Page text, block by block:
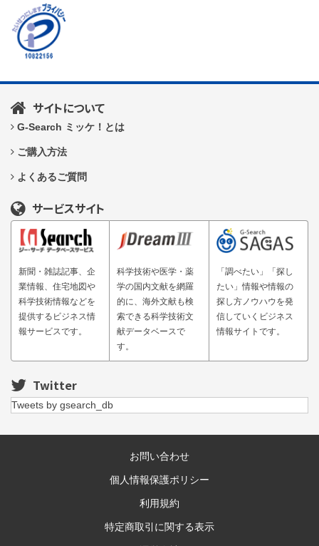
サイトについて
G-Search ミッケ！とは
ご購入方法
よくあるご質問
サービスサイト
新聞・雑誌記事、企
業情報、住宅地図や
科学技術情報などを
提供するビジネス情
報サービスです。
科学技術や医学・薬
学の国内文献を網羅
的に、海外文献も検
索できる科学技術文
献データベースで
す。
「調べたい」「探し
たい」情報や情報の
探し方ノウハウを発
信していくビジネス
情報サイトです。
Twitter
Tweets by gsearch_db
お問い合わせ
個人情報保護ポリシー
利用規約
特定商取引に関する表示